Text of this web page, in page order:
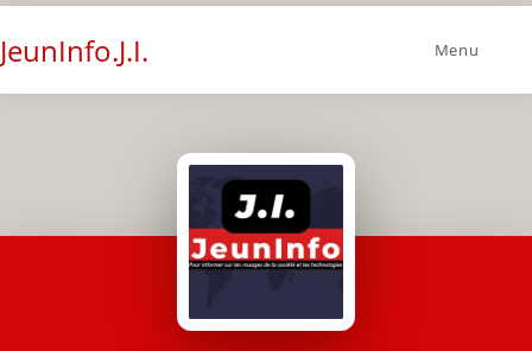
JeunInfo.J.I. Menu